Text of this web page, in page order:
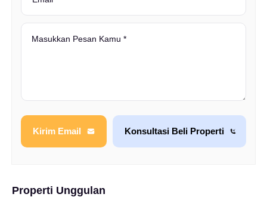
Kirim Email Konsultasi Beli Properti
Properti Unggulan